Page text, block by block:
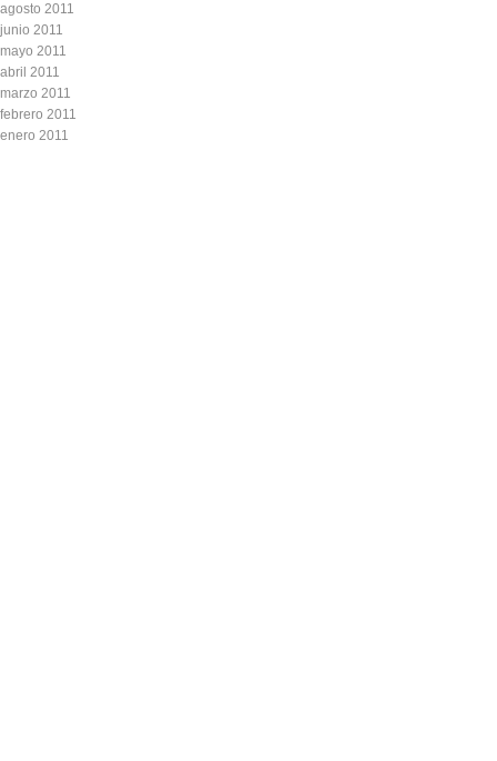
agosto 2011
junio 2011
mayo 2011
abril 2011
marzo 2011
febrero 2011
enero 2011